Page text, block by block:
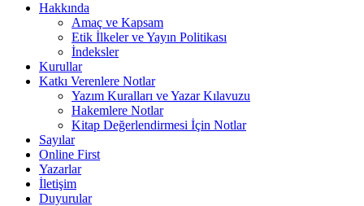
Hakkında
Amaç ve Kapsam
Etik İlkeler ve Yayın Politikası
İndeksler
Kurullar
Katkı Verenlere Notlar
Yazım Kuralları ve Yazar Kılavuzu
Hakemlere Notlar
Kitap Değerlendirmesi İçin Notlar
Sayılar
Online First
Yazarlar
İletişim
Duyurular